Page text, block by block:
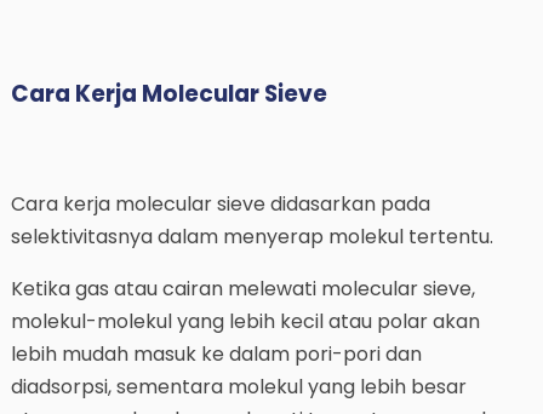
Cara Kerja Molecular Sieve
Cara kerja molecular sieve didasarkan pada
selektivitasnya dalam menyerap molekul tertentu.
Ketika gas atau cairan melewati molecular sieve,
molekul-molekul yang lebih kecil atau polar akan
lebih mudah masuk ke dalam pori-pori dan
diadsorpsi, sementara molekul yang lebih besar